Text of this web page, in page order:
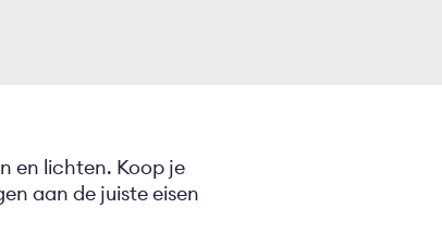
en lichten. Koop je
aan de juiste eisen